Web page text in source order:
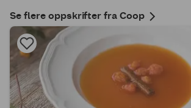
Se flere oppskrifter fra Coop